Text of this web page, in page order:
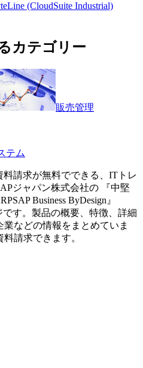
(CloudSuite Industrial)
カテゴリー
販売管理
テム
請求が無料でできる、ITトレ
ジャパン株式会社の 『中堅
SAP Business ByDesign 』
す。製品の概要、特徴、詳細
などの情報をまとめていま
請求できます。